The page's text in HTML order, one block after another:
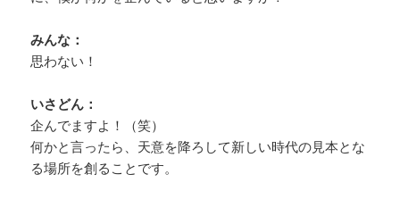
みんな：
思わない！
いさどん：
企んでますよ！（笑）
何かと言ったら、天意を降ろして新しい時代の見本とな
る場所を創ることです。